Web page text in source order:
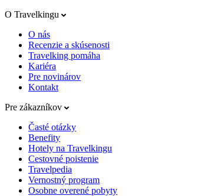
O Travelkingu
O nás
Recenzie a skúsenosti
Travelking pomáha
Kariéra
Pre novinárov
Kontakt
Pre zákazníkov
Časté otázky
Benefity
Hotely na Travelkingu
Cestovné poistenie
Travelpedia
Vernostný program
Osobne overené pobyty